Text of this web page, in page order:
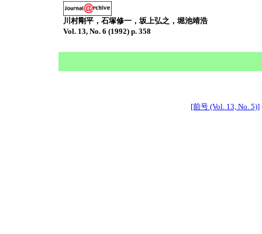
川村剛平，石塚修一，坂上弘之，堀池靖浩
Vol. 13, No. 6 (1992) p. 358
[前号 (Vol. 13, No. 5)]